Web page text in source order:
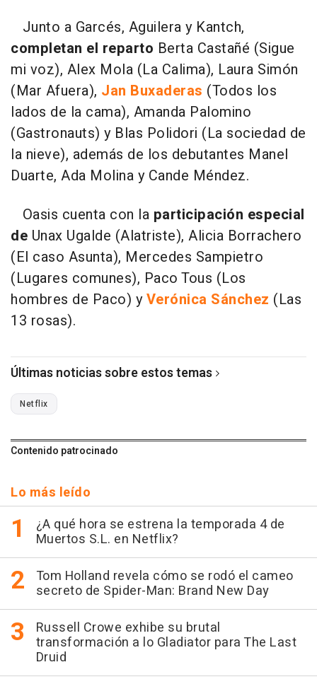
Junto a Garcés, Aguilera y Kantch,
completan el reparto Berta Castañé (Sigue
mi voz), Alex Mola (La Calima), Laura Simón
(Mar Afuera), Jan Buxaderas (Todos los
lados de la cama), Amanda Palomino
(Gastronauts) y Blas Polidori (La sociedad de
la nieve), además de los debutantes Manel
Duarte, Ada Molina y Cande Méndez.
Oasis cuenta con la participación especial
de Unax Ugalde (Alatriste), Alicia Borrachero
(El caso Asunta), Mercedes Sampietro
(Lugares comunes), Paco Tous (Los
hombres de Paco) yVerónica Sánchez (Las
13 rosas).
Últimas noticias sobre estos temas
Netflix
Contenido patrocinado
Lo más leído
¿A qué hora se estrena la temporada 4 de
Muertos S.L. en Netflix?
Tom Holland revela cómo se rodó el cameo
secreto de Spider-Man: Brand New Day
Russell Crowe exhibe su brutal
transformación a lo Gladiator para The Last
Druid